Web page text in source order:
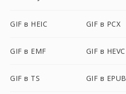
GIF в HEIC GIF в PCX
GIF в EMF GIF в HEVC
GIF в TS GIF в EPUB